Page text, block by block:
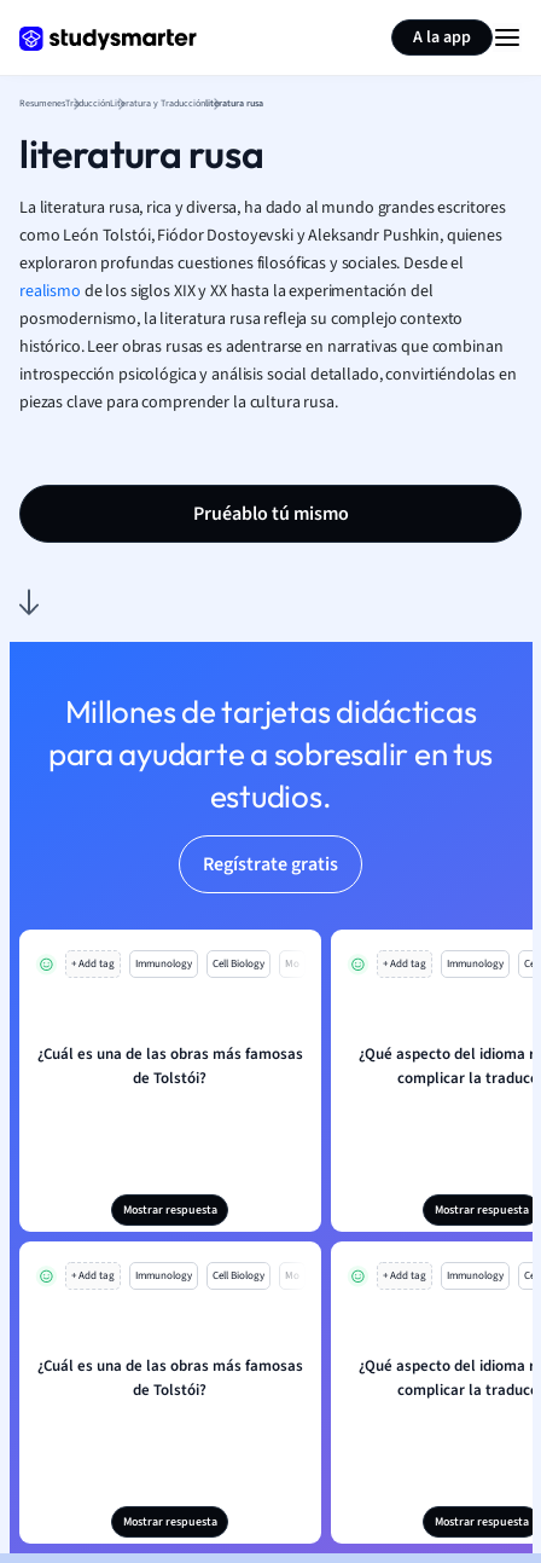
A la app
ResumenesTraducciónLiteratura y Traducciónliteratura rusa
literatura rusa
La literatura rusa, rica y diversa, ha dado al mundo grandes escritores
como León Tolstói, Fiódor Dostoyevski y Aleksandr Pushkin, quienes
exploraron profundas cuestiones filosóficas y sociales. Desde el
realismo de los siglos XIX y XX hasta la experimentación del
posmodernismo, la literatura rusa refleja su complejo contexto
histórico. Leer obras rusas es adentrarse en narrativas que combinan
introspección psicológica y análisis social detallado, convirtiéndolas en
piezas clave para comprender la cultura rusa.
Pruéablo tú mismo
Millones de tarjetas didácticas
para ayudarte a sobresalir en tus
estudios.
Regístrate gratis
+ Add tag Immunology Cell Biology Mo
¿Cuál es una de las obras más famosas
de Tolstói?
Mostrar respuesta
+ Add tag Immunology
¿Qué aspecto del idioma
complicar la
Mostrar respuesta
+ Add tag Immunology Cell Biology Mo
¿Cuál es una de las obras más famosas
de Tolstói?
Mostrar respuesta
+ Add tag Immunology
¿Qué aspecto del idioma
complicar la
Mostrar respuesta
Resumir página